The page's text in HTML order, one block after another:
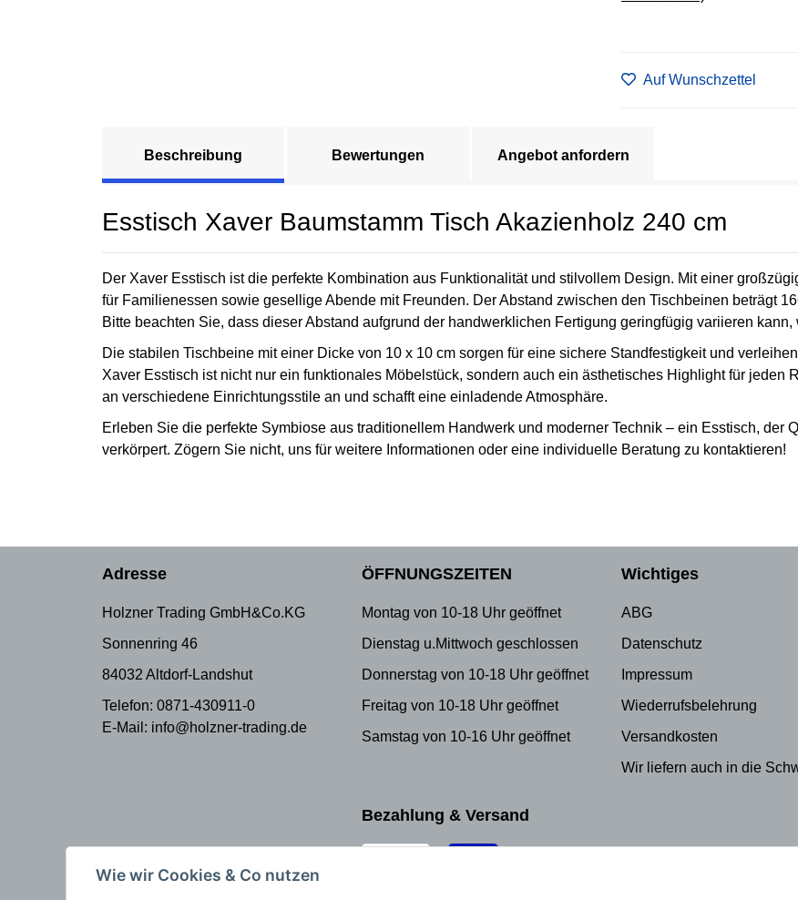
Auf Wunschzettel
Beschreibung Bewertungen Angebot anfordern
Esstisch Xaver Baumstamm Tisch Akazienholz 240 cm
Der Xaver Esstisch ist die perfekte Kombination aus Funktionalität und stilvollem Design. Mit einer
für Familienessen sowie gesellige Abende mit Freunden. Der Abstand zwischen den Tischbeinen beträgt
Bitte beachten Sie, dass dieser Abstand aufgrund der handwerklichen Fertigung geringfügig variieren
Die stabilen Tischbeine mit einer Dicke von 10 x 10 cm sorgen für eine sichere Standfestigkeit und
Xaver Esstisch ist nicht nur ein funktionales Möbelstück, sondern auch ein ästhetisches Highlight für jeden
an verschiedene Einrichtungsstile an und schafft eine einladende Atmosphäre.
Erleben Sie die perfekte Symbiose aus traditionellem Handwerk und moderner Technik – ein Esstisch, der
verkörpert. Zögern Sie nicht, uns für weitere Informationen oder eine individuelle Beratung zu kontaktieren!
Adresse
Holzner Trading GmbH&Co.KG
Sonnenring 46
84032 Altdorf-Landshut
Telefon: 0871-430911-0
E-Mail: info@holzner-trading.de
ÖFFNUNGSZEITEN
Montag von 10-18 Uhr geöffnet
Dienstag u.Mittwoch geschlossen
Donnerstag von 10-18 Uhr geöffnet
Freitag von 10-18 Uhr geöffnet
Samstag von 10-16 Uhr geöffnet
Wichtiges
ABG
Datenschutz
Impressum
Wiederrufsbelehrung
Versandkosten
Wir liefern auch in die
Bezahlung & Versand
Wie wir Cookies & Co nutzen